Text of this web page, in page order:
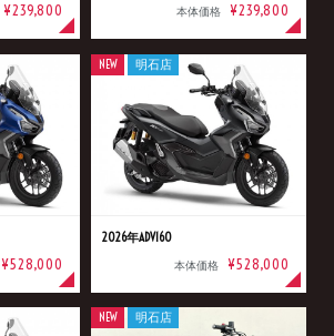
¥239,800 本体価格 ¥239,800
¥528,000
2026年ADV160
本体価格 ¥528,000
NEW 明石店
NEW 明石店